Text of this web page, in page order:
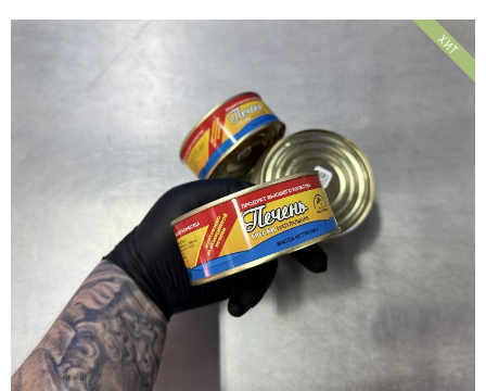
ХИТ